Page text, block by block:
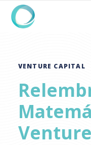
VENTURE CAPITAL